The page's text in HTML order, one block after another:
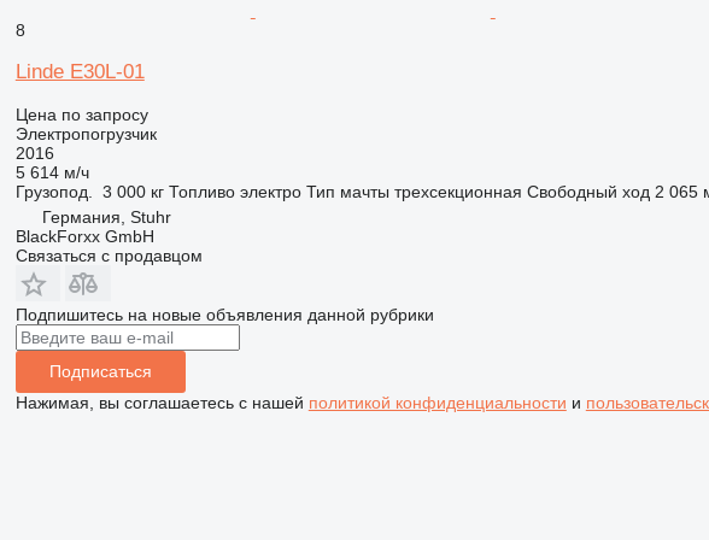
8
Linde E30L-01
Цена по запросу
Электропогрузчик
2016
5 614 м/ч
Грузопод.
3 000 кг Топливо электро Тип мачты трехсекционная Свободный ход 2 065
Германия, Stuhr
BlackForxx GmbH
Связаться с продавцом
Подпишитесь на новые объявления данной рубрики
Подписаться
Нажимая, вы соглашаетесь с нашей политикой конфиденциальности и